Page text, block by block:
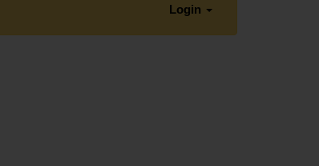
Login